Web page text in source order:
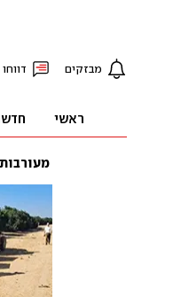
מבזקים דווחו
ראשי
מעורבות